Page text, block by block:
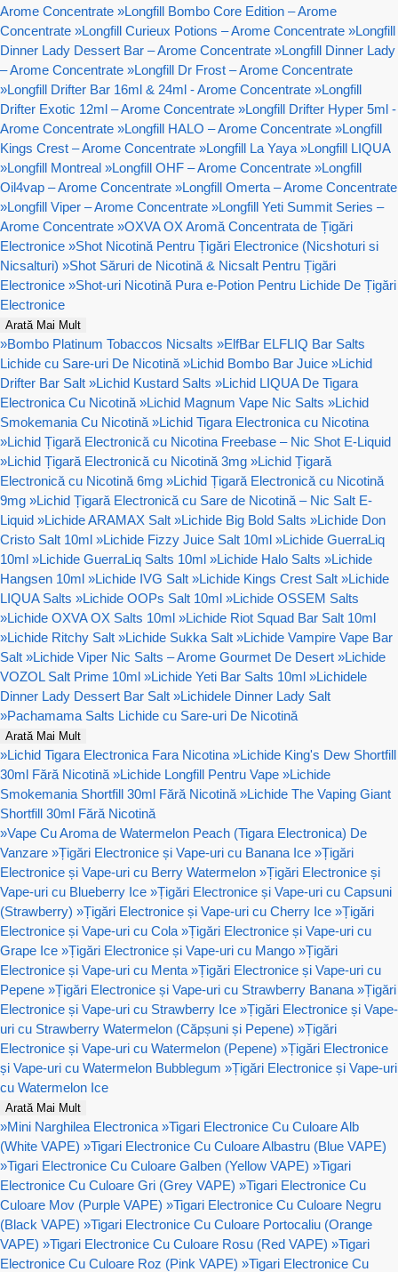
Arome Concentrate »Longfill Bombo Core Edition – Arome
Concentrate »Longfill Curieux Potions – Arome Concentrate »Longfill
Dinner Lady Dessert Bar – Arome Concentrate »Longfill Dinner Lady
– Arome Concentrate »Longfill Dr Frost – Arome Concentrate
»Longfill Drifter Bar 16ml & 24ml - Arome Concentrate »Longfill
Drifter Exotic 12ml – Arome Concentrate »Longfill Drifter Hyper 5ml -
Arome Concentrate »Longfill HALO – Arome Concentrate »Longfill
Kings Crest – Arome Concentrate »Longfill La Yaya »Longfill LIQUA
»Longfill Montreal »Longfill OHF – Arome Concentrate »Longfill
Oil4vap – Arome Concentrate »Longfill Omerta – Arome Concentrate
»Longfill Viper – Arome Concentrate »Longfill Yeti Summit Series –
Arome Concentrate »OXVA OX Aromă Concentrata de Țigări
Electronice »Shot Nicotină Pentru Țigări Electronice (Nicshoturi si
Nicsalturi) »Shot Săruri de Nicotină & Nicsalt Pentru Țigări
Electronice »Shot-uri Nicotină Pura e-Potion Pentru Lichide De Țigări
Electronice
Arată Mai Mult
»Bombo Platinum Tobaccos Nicsalts »ElfBar ELFLIQ Bar Salts
Lichide cu Sare-uri De Nicotină »Lichid Bombo Bar Juice »Lichid
Drifter Bar Salt »Lichid Kustard Salts »Lichid LIQUA De Tigara
Electronica Cu Nicotină »Lichid Magnum Vape Nic Salts »Lichid
Smokemania Cu Nicotină »Lichid Tigara Electronica cu Nicotina
»Lichid Țigară Electronică cu Nicotina Freebase – Nic Shot E-Liquid
»Lichid Țigară Electronică cu Nicotină 3mg »Lichid Țigară
Electronică cu Nicotină 6mg »Lichid Țigară Electronică cu Nicotină
9mg »Lichid Țigară Electronică cu Sare de Nicotină – Nic Salt E-
Liquid »Lichide ARAMAX Salt »Lichide Big Bold Salts »Lichide Don
Cristo Salt 10ml »Lichide Fizzy Juice Salt 10ml »Lichide GuerraLiq
10ml »Lichide GuerraLiq Salts 10ml »Lichide Halo Salts »Lichide
Hangsen 10ml »Lichide IVG Salt »Lichide Kings Crest Salt »Lichide
LIQUA Salts »Lichide OOPs Salt 10ml »Lichide OSSEM Salts
»Lichide OXVA OX Salts 10ml »Lichide Riot Squad Bar Salt 10ml
»Lichide Ritchy Salt »Lichide Sukka Salt »Lichide Vampire Vape Bar
Salt »Lichide Viper Nic Salts – Arome Gourmet De Desert »Lichide
VOZOL Salt Prime 10ml »Lichide Yeti Bar Salts 10ml »Lichidele
Dinner Lady Dessert Bar Salt »Lichidele Dinner Lady Salt
»Pachamama Salts Lichide cu Sare-uri De Nicotină
Arată Mai Mult
»Lichid Tigara Electronica Fara Nicotina »Lichide King's Dew Shortfill
30ml Fără Nicotină »Lichide Longfill Pentru Vape »Lichide
Smokemania Shortfill 30ml Fără Nicotină »Lichide The Vaping Giant
Shortfill 30ml Fără Nicotină
»Vape Cu Aroma de Watermelon Peach (Tigara Electronica) De
Vanzare »Țigări Electronice și Vape-uri cu Banana Ice »Țigări
Electronice și Vape-uri cu Berry Watermelon »Țigări Electronice și
Vape-uri cu Blueberry Ice »Țigări Electronice și Vape-uri cu Capsuni
(Strawberry) »Țigări Electronice și Vape-uri cu Cherry Ice »Țigări
Electronice și Vape-uri cu Cola »Țigări Electronice și Vape-uri cu
Grape Ice »Țigări Electronice și Vape-uri cu Mango »Țigări
Electronice și Vape-uri cu Menta »Țigări Electronice și Vape-uri cu
Pepene »Țigări Electronice și Vape-uri cu Strawberry Banana »Țigări
Electronice și Vape-uri cu Strawberry Ice »Țigări Electronice și Vape-
uri cu Strawberry Watermelon (Căpșuni și Pepene) »Țigări
Electronice și Vape-uri cu Watermelon (Pepene) »Țigări Electronice
și Vape-uri cu Watermelon Bubblegum »Țigări Electronice și Vape-uri
cu Watermelon Ice
Arată Mai Mult
»Mini Narghilea Electronica »Tigari Electronice Cu Culoare Alb
(White VAPE) »Tigari Electronice Cu Culoare Albastru (Blue VAPE)
»Tigari Electronice Cu Culoare Galben (Yellow VAPE) »Tigari
Electronice Cu Culoare Gri (Grey VAPE) »Tigari Electronice Cu
Culoare Mov (Purple VAPE) »Tigari Electronice Cu Culoare Negru
(Black VAPE) »Tigari Electronice Cu Culoare Portocaliu (Orange
VAPE) »Tigari Electronice Cu Culoare Rosu (Red VAPE) »Tigari
Electronice Cu Culoare Roz (Pink VAPE) »Tigari Electronice Cu